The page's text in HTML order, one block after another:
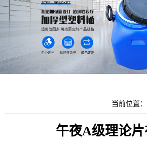
当前位置：
午夜A级理论